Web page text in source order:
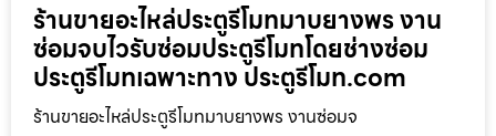
ร้านขายอะไหล่ประตูรีโมทมาบยางพร งาน
ซ่อมจบไวรับซ่อมประตูรีโมทโดยช่างซ่อม
ประตูรีโมทเฉพาะทาง ประตูรีโมท.com
ร้านขายอะไหล่ประตูรีโมทมาบยางพร งานซ่อมจ